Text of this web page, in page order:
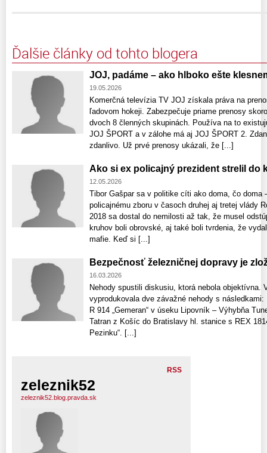
Ďalšie články od tohto blogera
JOJ, padáme – ako hlboko ešte
19.05.2026
Komerčná televízia TV JOJ získala práva na
ľadovom hokeji. Zabezpečuje priame prenosy
dvoch 8 členných skupinách. Používa na to
JOJ ŠPORT a v zálohe má aj JOJ ŠPORT 2.
zdanlivo. Už prvé prenosy ukázali, že [...]
Ako si ex policajný prezident strelil do
12.05.2026
Tibor Gašpar sa v politike cíti ako doma, čo doma
policajnému zboru v časoch druhej aj tretej vlády
2018 sa dostal do nemilosti až tak, že musel
kruhov boli obrovské, aj také boli tvrdenia, že
mafie. Keď si [...]
Bezpečnosť železničnej dopravy je
16.03.2026
Nehody spustili diskusiu, ktorá nebola objektívna.
vyprodukovala dve závažné nehody s
R 914 „Gemeran“ v úseku Lipovník – Výhybňa
Tatran z Košíc do Bratislavy hl. stanice s REX
Pezinku“. [...]
RSS
zeleznik52
zeleznik52.blog.pravda.sk